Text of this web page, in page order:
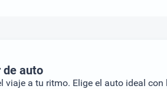
de auto
viaje a tu ritmo. Elige el auto ideal con